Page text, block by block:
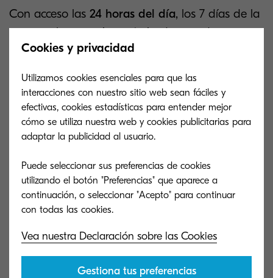
Con acceso las 24 horas del día, los 7 días de la
semana, los usuarios autorizados pueden
navegar por su biblioteca de documentos desde
automatizando la experiencia de
compartir
documentos.
Escanee a instalaciones de MS
imprima desde ellas.
Escanee y envíe e-mails desde
instalaciones de MS Exchange.
Cien por ciento compatible con las
versiones on-line de SharePoint,
Exchange y OneDrive for Business de
Cookies y privacidad
Utilizamos cookies esenciales para que las
interacciones con nuestro sitio web sean fáciles y
efectivas, cookies estadísticas para entender mejor
cómo se utiliza nuestra web y cookies publicitarias para
adaptar la publicidad al usuario.
Puede seleccionar sus preferencias de cookies
utilizando el botón "Preferencias" que aparece a
continuación, o seleccionar "Acepto" para continuar
Vea nuestra Declaración sobre las Cookies
Gestiona tus preferencias